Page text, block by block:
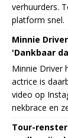
verhuurders.
platform snel.
Minnie
'Dankbaar
Minnie Driver
actrice is
video op
nekbrace en
Tour-